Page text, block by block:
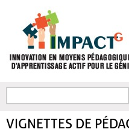
FORMULAIRE DE
VIGNETTES DE